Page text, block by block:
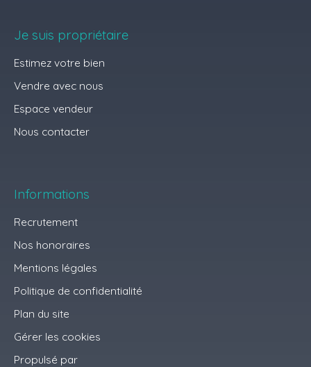
Je suis propriétaire
Estimez votre bien
Vendre avec nous
Espace vendeur
Nous contacter
Informations
Recrutement
Nos honoraires
Mentions légales
Politique de confidentialité
Plan du site
Gérer les cookies
Propulsé par